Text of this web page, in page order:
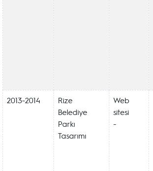
2013-2014
Rize
Belediye
Parkı
Tasarımı
Web
sitesi
-